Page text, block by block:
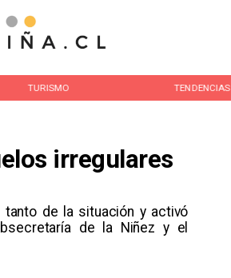
TURISMO TENDENCIAS
irregulares
de la situación y activó
de la Niñez y el